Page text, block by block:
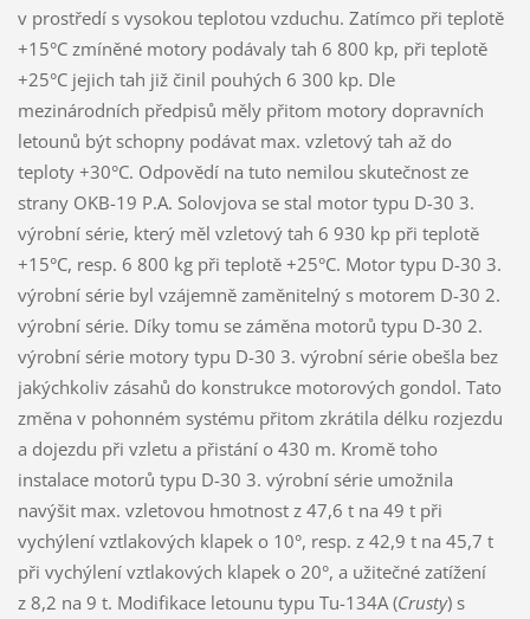
v prostředí s vysokou teplotou vzduchu. Zatímco při teplotě
+15°C zmíněné motory podávaly tah 6 800 kp, při teplotě
+25°C jejich tah již činil pouhých 6 300 kp. Dle
mezinárodních předpisů měly přitom motory dopravních
letounů být schopny podávat max. vzletový tah až do
teploty +30°C. Odpovědí na tuto nemilou skutečnost ze
strany OKB-19 P.A. Solovjova se stal motor typu D-30 3.
výrobní série, který měl vzletový tah 6 930 kp při teplotě
+15°C, resp. 6 800 kg při teplotě +25°C. Motor typu D-30 3.
výrobní série byl vzájemně zaměnitelný s motorem D-30 2.
výrobní série. Díky tomu se záměna motorů typu D-30 2.
výrobní série motory typu D-30 3. výrobní série obešla bez
jakýchkoliv zásahů do konstrukce motorových gondol. Tato
změna v pohonném systému přitom zkrátila délku rozjezdu
a dojezdu při vzletu a přistání o 430 m. Kromě toho
instalace motorů typu D-30 3. výrobní série umožnila
navýšit max. vzletovou hmotnost z 47,6 t na 49 t při
vychýlení vztlakových klapek o 10°, resp. z 42,9 t na 45,7 t
při vychýlení vztlakových klapek o 20°, a užitečné zatížení
z 8,2 na 9 t. Modifikace letounu typu Tu-134A (Crusty) s